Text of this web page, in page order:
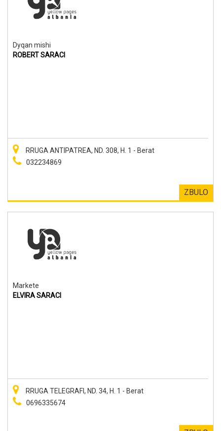
Dyqan mishi
ROBERT SARACI
RRUGA ANTIPATREA, ND. 308, H. 1 - Berat
032234869
ZBULO
Markete
ELVIRA SARACI
RRUGA TELEGRAFI, ND. 34, H. 1 - Berat
0696335674